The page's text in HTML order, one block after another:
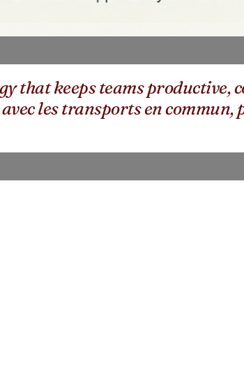
keeps teams productive,
les transports en commun,